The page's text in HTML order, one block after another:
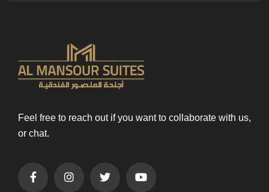
Feel free to reach out if you want to collaborate with us,
or chat.